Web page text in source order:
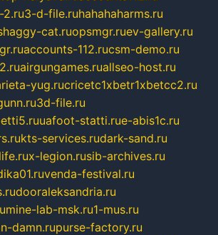
3-d-file.ruhahahaharms.ru
cat.ruopsmgr.ruev-gallery.ru
accounts-112.rucsm-demo.ru
airgungames.ruallseo-host.ru
yug.rucricetc1xbetr1xbetcc2.ru
3d-file.ru
uafoot-statti.rue-abis1c.ru
kts-services.rudark-sand.ru
x-legion.rusib-archives.ru
venda-festival.ru
dooraleksandria.ru
mine-lab-msk.ru1-mus.ru
damn.rupurse-factory.ru